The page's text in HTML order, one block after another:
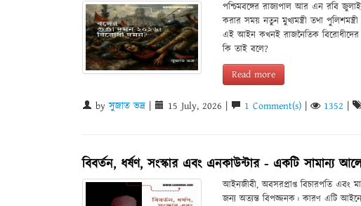
পশ্চিমবঙ্গের রাজ্যপাল আর এন রবি
করার সময় নতুন মুখ্যমন্ত্রী তথা
এই আইন কখনই রাজনৈতিক বিরোধীদের
কি তাই বলে?
Read more
byসুজাত ভদ্র 15 July, 2026 | 1 Comment(s) 1352
বিবর্তন, ধর্ষণ, সংস্কার এবং এনকাউন্টার - একটি সামান্য
আইনজীবী, অবসরপ্রাপ্ত বিচারপতি এবং
জন্য অত্যন্ত বিপজ্জনক। কারণ এটি